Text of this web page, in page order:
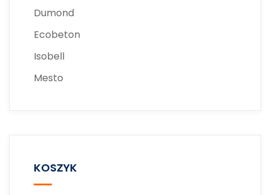
Dumond
Ecobeton
Isobell
Mesto
KOSZYK